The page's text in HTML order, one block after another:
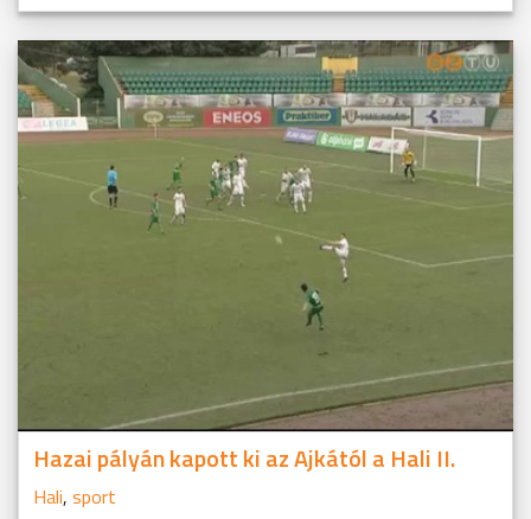
Hazai pályán kapott ki az Ajkától a Hali II.
Hali, sport